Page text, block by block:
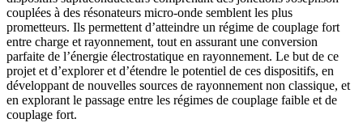
couplées à des résonateurs micro-onde semblent les plus
prometteurs. Ils permettent d’atteindre un régime de couplage fort
entre charge et rayonnement, tout en assurant une conversion
parfaite de l’énergie électrostatique en rayonnement. Le but de ce
projet et d’explorer et d’étendre le potentiel de ces dispositifs, en
développant de nouvelles sources de rayonnement non classique, et
en explorant le passage entre les régimes de couplage faible et de
couplage fort.